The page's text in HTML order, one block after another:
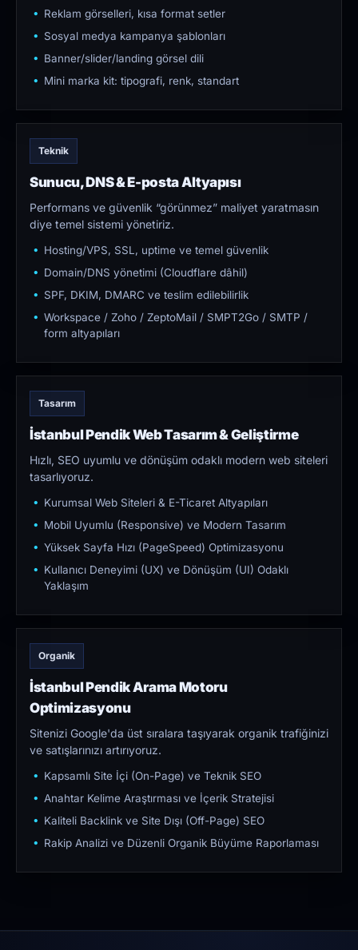
Reklam görselleri, kısa format setler
Sosyal medya kampanya şablonları
Banner/slider/landing görsel dili
Mini marka kit: tipografi, renk, standart
Teknik
Sunucu, DNS & E-posta Altyapısı
Performans ve güvenlik “görünmez” maliyet yaratmasın
diye temel sistemi yönetiriz.
Hosting/VPS, SSL, uptime ve temel güvenlik
Domain/DNS yönetimi (Cloudflare dâhil)
SPF, DKIM, DMARC ve teslim edilebilirlik
Workspace / Zoho / ZeptoMail / SMPT2Go / SMTP /
form altyapıları
Tasarım
İstanbul Pendik Web Tasarım & Geliştirme
Hızlı, SEO uyumlu ve dönüşüm odaklı modern web siteleri
tasarlıyoruz.
Kurumsal Web Siteleri & E-Ticaret Altyapıları
Mobil Uyumlu (Responsive) ve Modern Tasarım
Yüksek Sayfa Hızı (PageSpeed) Optimizasyonu
Kullanıcı Deneyimi (UX) ve Dönüşüm (UI) Odaklı
Yaklaşım
Organik
İstanbul Pendik Arama Motoru
Optimizasyonu
Sitenizi Google'da üst sıralara taşıyarak organik trafiğinizi
ve satışlarınızı artırıyoruz.
Kapsamlı Site İçi (On-Page) ve Teknik SEO
Anahtar Kelime Araştırması ve İçerik Stratejisi
Kaliteli Backlink ve Site Dışı (Off-Page) SEO
Rakip Analizi ve Düzenli Organik Büyüme Raporlaması